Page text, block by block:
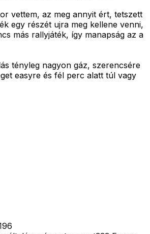
vettem, az meg annyit ért, tetszett
egy részét ujra meg kellene venni,
más rallyjáték, így manapság az a
tényleg nagyon gáz, szerencsére
easyre és fél perc alatt túl vagy